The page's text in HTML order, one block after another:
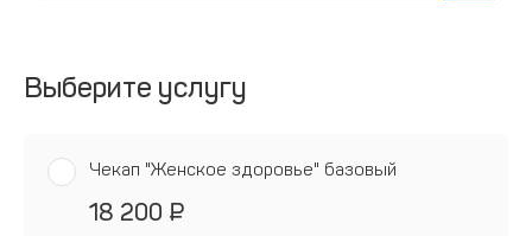
Выберите услугу
Чекап "Женское здоровье" базовый
18 200 ₽